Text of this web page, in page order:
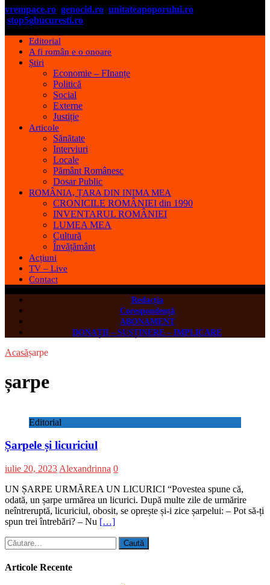
vrempace.ro genocid.ro unitateapoporului.ro
stop5gbucuresti.ro
Editorial
A fi român e o onoare
Știri
Economie – FInanțe
Politică
Social
Externe
Justiție
Articole
Sănătate
Interviuri
Locale
Pământ Românesc
Dosar Public
ROMÂNIA, ȚARA DIN INIMA MEA
CRONICILE ROMÂNIEI din 1990
INVENTARUL ROMÂNIEI
LUMEA MEA
Cultură
Învățământ
Acțiuni
TV – Live
Contact
Redacția
Corespondență
ABONAMENT
DONAȚII – SUSȚINERE – IMPLICARE
Acasășarpe
șarpe
Editorial
Șarpele și licuriciul
iulie 20, 2023 Alexandrinna 0
UN ȘARPE URMĂREA UN LICURICI “Povestea spune că,
odată, un șarpe urmărea un licurici. După multe zile de urmărire
neîntreruptă, licuriciul, obosit, se oprește și-i zice șarpelui: – Pot să-ți
spun trei întrebări? – Nu […]
Caută
după:
Articole Recente